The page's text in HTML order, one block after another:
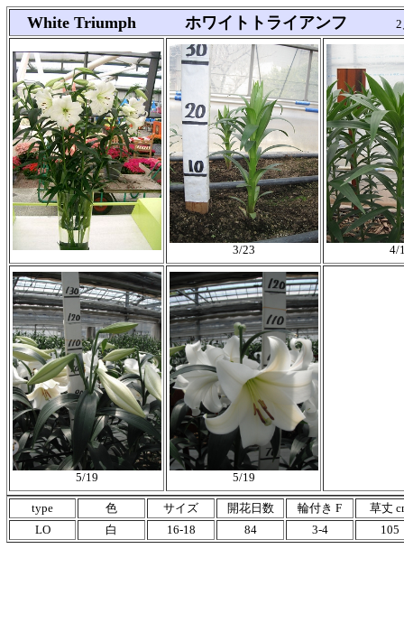
White Triumph ホワイトトライアンフ
3/23 4/
5/19 5/19
type 色 サイズ 開花日数 輪付き F
草丈
LO
白 16-18 84 3-4 105